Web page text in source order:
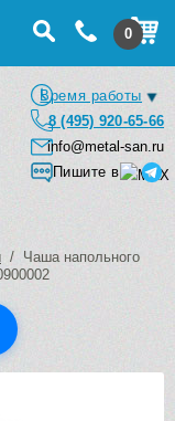
0
Время работы
8 (495) 920-65-66
info@metal-san.ru
Пишите в
/ Чаша напольного